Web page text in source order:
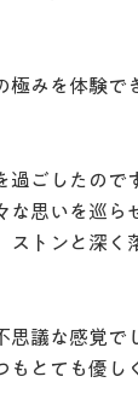
極みを体験で
過ごしたので
な思いを巡ら
ストンと深く
議な感覚で
もとても優し